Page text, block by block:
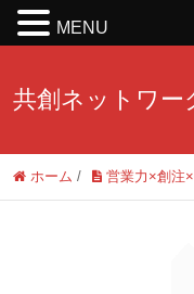
共創ネットワー
ホーム / 営業力×創注
MENU